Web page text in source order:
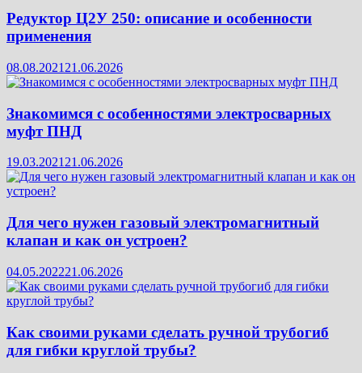
Редуктор Ц2У 250: описание и особенности
применения
08.08.2021 21.06.2026
Знакомимся с особенностями электросварных
муфт ПНД
19.03.202121.06.2026
Для чего нужен газовый электромагнитный
клапан и как он устроен?
04.05.202221.06.2026
Как своими руками сделать ручной трубогиб
для гибки круглой трубы?